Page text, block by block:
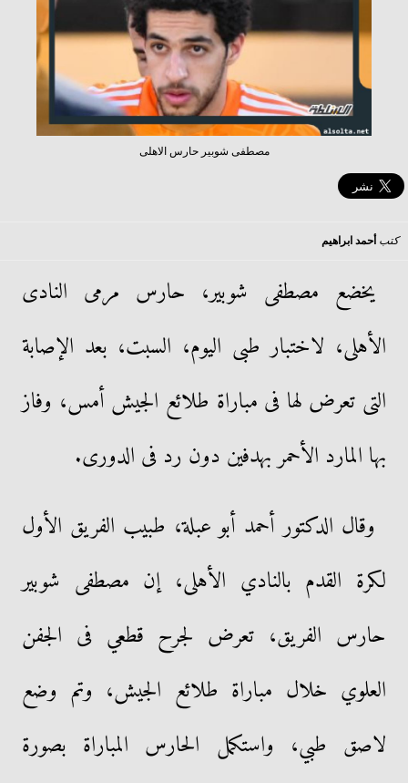
مصطفى شوبير حارس الاهلى
كتب أحمد ابراهيم
يخضع مصطفى شوبير، حارس مرمى النادى
الأهلى، لاختبار طبى اليوم، السبت، بعد الإصابة
التى تعرض لها فى مباراة طلائع الجيش أمس، وفاز
بها المارد الأحمر بهدفين دون رد فى الدورى.
وقال الدكتور أحمد أبو عبلة، طبيب الفريق الأول
لكرة القدم بالنادي الأهلى، إن مصطفى شوبير
‏حارس الفريق، تعرض لجرح قطعي فى الجفن
العلوي خلال مباراة طلائع الجيش، وتم وضع
‏لاصق طبي، واستكمل الحارس المباراة بصورة